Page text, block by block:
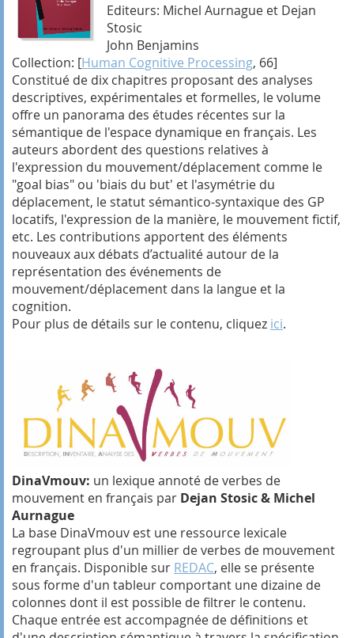
Editeurs: Michel Aurnague et Dejan
Stosic
John Benjamins
Collection: [Human Cognitive Processing, 66]
Constitué de dix chapitres proposant des analyses
descriptives, expérimentales et formelles, le volume
offre un panorama des études récentes sur la
sémantique de l'espace dynamique en français. Les
auteurs abordent des questions relatives à
l'expression du mouvement/déplacement comme le
"goal bias" ou 'biais du but' et l'asymétrie du
déplacement, le statut sémantico-syntaxique des GP
locatifs, l'expression de la manière, le mouvement fictif,
etc. Les contributions apportent des éléments
nouveaux aux débats d’actualité autour de la
représentation des événements de
mouvement/déplacement dans la langue et la
cognition.
Pour plus de détails sur le contenu, cliquez ici.
DinaVmouv: un lexique annoté de verbes de
mouvement en français par Dejan Stosic & Michel
Aurnague
La base DinaVmouv est une ressource lexicale
regroupant plus d'un millier de verbes de mouvement
en français. Disponible sur REDAC, elle se présente
sous forme d'un tableur comportant une dizaine de
colonnes dont il est possible de filtrer le contenu.
Chaque entrée est accompagnée de définitions et